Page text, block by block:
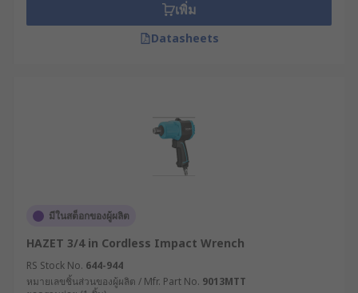
เพิ่ม
Datasheets
มีในสต็อกของผู้ผลิต
HAZET 3/4 in Cordless Impact Wrench
RS Stock No. 644-944
หมายเลขชิ้นส่วนของผู้ผลิต / Mfr. Part No. 9013MTT